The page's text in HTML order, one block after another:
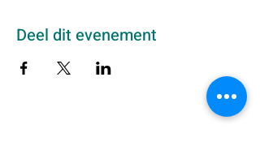
Deel dit evenement